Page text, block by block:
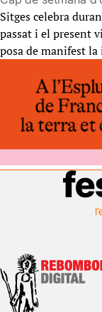
Sitges celebra
passat i el present
posa de manifest